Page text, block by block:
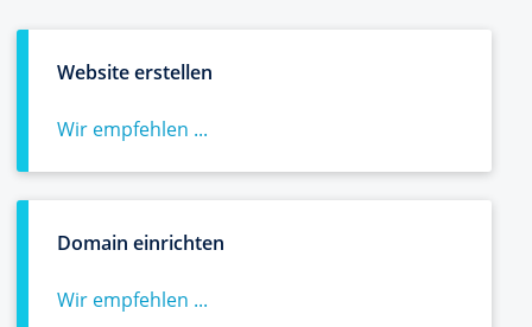
Website erstellen
Wir empfehlen ...
Domain einrichten
Wir empfehlen ...